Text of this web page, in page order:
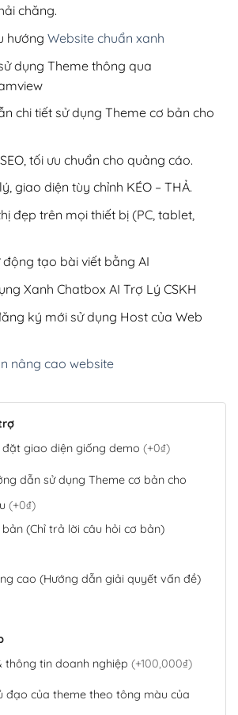
chăng.
hướng Website chuẩn xanh
dụng Theme thông qua
chi tiết sử dụng Theme cơ bản cho
tối ưu chuẩn cho quảng cáo.
giao diện tùy chỉnh KÉO – THẢ.
đẹp trên mọi thiết bị (PC, tablet,
tạo bài viết bằng AI
Xanh Chatbox AI Trợ Lý CSKH
ký mới sử dụng Host của Web
nâng cao website
đặt giao diện giống demo (+0₫)
dẫn sử dụng Theme cơ bản cho
(+0₫)
(Chỉ trả lời câu hỏi cơ bản)
cao (Hướng dẫn giải quyết vấn đề)
thông tin doanh nghiệp (+100,000₫)
đạo của theme theo tông màu của